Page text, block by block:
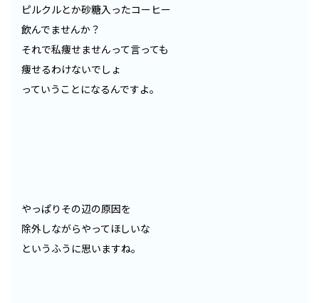
ピルクルとか砂糖入ったコーヒー
飲んでませんか？
それで私痩せませんって言っても
痩せるわけないでしょ
っていうことになるんですよ。
やっぱりその辺の原因を
除外しながらやってほしいな
というふうに思いますね。